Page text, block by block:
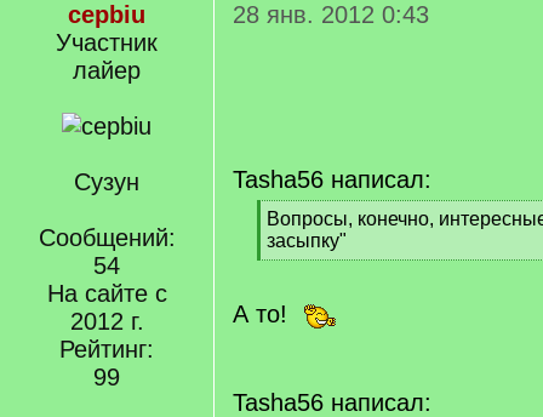
cepbiu
Участник
лайер
Сузун
Сообщений:
54
На сайте с
2012 г.
Рейтинг:
99
28 янв. 2012 0:43
Tasha56 написал:
[
q
]
Вопросы, конечно,
засыпку"
[
q
]
А то!
Tasha56 написал: